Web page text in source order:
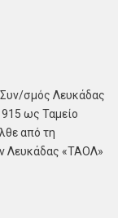
Συν/σμός Λευκάδας
ως Ταμείο
από τη
Λευκάδας «ΤΑΟΛ»